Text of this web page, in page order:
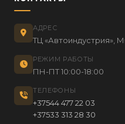
АДРЕС
ТЦ «Автоиндустрия»,
РЕЖИМ РАБОТЫ
ПН-ПТ 10:00-18:00
ТЕЛЕФОНЫ
+37544 477 22 03
+37533 313 28 30